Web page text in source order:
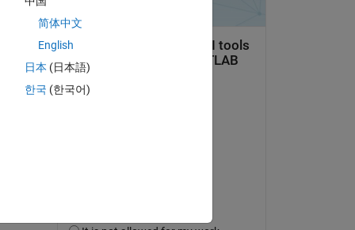
简体中文
English
日本 (日本語)
한국 (한국어)